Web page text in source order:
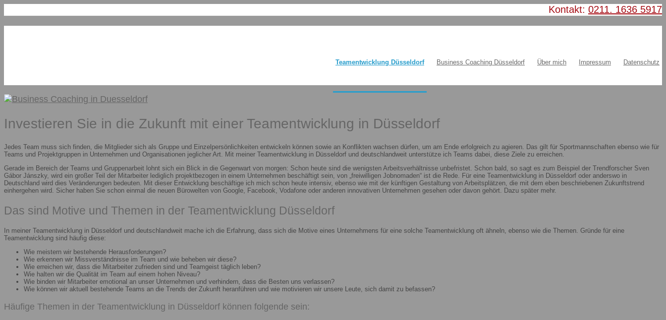
Kontakt: 0211. 1636 5917
Teamentwicklung Düsseldorf Business Coaching Düsseldorf Über mich Impressum Datenschutz
Investieren Sie in die Zukunft mit einer Teamentwicklung in Düsseldorf
Jedes Team muss sich finden, die Mitglieder sich als Gruppe und Einzelpersönlichkeiten entwickeln können sowie an Konflikten wachsen dürfen, um am Ende erfolgreich zu agieren. Das gilt für Sportmannschaften ebenso wie für
Teams und Projektgruppen in Unternehmen und Organisationen jeglicher Art. Mit meiner Teamentwicklung in Düsseldorf und deutschlandweit unterstütze ich Teams dabei, diese Ziele zu erreichen.
Gerade im Bereich der Teams und Gruppenarbeit lohnt sich ein Blick in die Gegenwart von morgen: Schon heute sind die wenigsten Arbeitsverhältnisse unbefristet. Schon bald, so sagt es zum Beispiel der Trendforscher Sven
Gábor Jánszky, wird ein großer Teil der Mitarbeiter lediglich projektbezogen in einem Unternehmen beschäftigt sein, von „freiwilligen Jobnomaden“ ist die Rede. Für eine Teamentwicklung in Düsseldorf oder anderswo in
Deutschland wird dies Veränderungen bedeuten. Mit dieser Entwicklung beschäftige ich mich schon heute intensiv, ebenso wie mit der künftigen Gestaltung von Arbeitsplätzen, die mit dem eben beschriebenen Zukunftstrend
einhergehen wird. Sicher haben Sie schon einmal die neuen Bürowelten von Google, Facebook, Vodafone oder anderen innovativen Unternehmen gesehen oder davon gehört. Dazu später mehr.
Das sind Motive und Themen in der Teamentwicklung Düsseldorf
In meiner Teamentwicklung in Düsseldorf und deutschlandweit mache ich die Erfahrung, dass sich die Motive eines Unternehmens für eine solche Teamentwicklung oft ähneln, ebenso wie die Themen. Gründe für eine
Teamentwicklung sind häufig diese:
Wie meistern wir bestehende Herausforderungen?
Wie erkennen wir Missverständnisse im Team und wie beheben wir diese?
Wie erreichen wir, dass die Mitarbeiter zufrieden sind und Teamgeist täglich leben?
Wie halten wir die Qualität im Team auf einem hohen Niveau?
Wie binden wir Mitarbeiter emotional an unser Unternehmen und verhindern, dass die Besten uns verlassen?
Wie können wir aktuell bestehende Teams an die Trends der Zukunft heranführen und wie motivieren wir unsere Leute, sich damit zu befassen?
Häufige Themen in der Teamentwicklung in Düsseldorf können folgende sein: